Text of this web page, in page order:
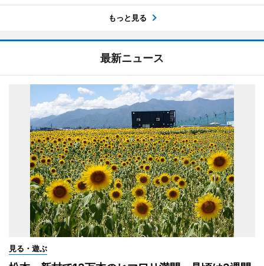
もっと見る
最新ニュース
見る・遊ぶ